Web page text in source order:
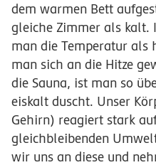
dem warmen Bett
gleiche Zimmer als kalt.
man die Temperatur als
man sich an die Hitze
die Sauna, ist man so
eiskalt duscht. Unser
Gehirn) reagiert stark
gleichbleibenden
wir uns an diese und